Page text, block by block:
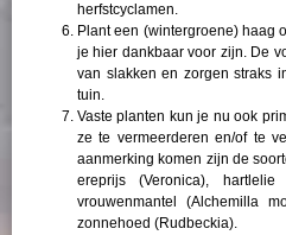
herfstcyclamen.
Plant een (wintergroene) haag
je hier dankbaar voor zijn. De
van slakken en zorgen straks
tuin.
Vaste planten kun je nu ook
ze te vermeerderen en/of te
aanmerking komen zijn de
ereprijs (Veronica), hartlelie
vrouwenmantel (Alchemilla
zonnehoed (Rudbeckia).